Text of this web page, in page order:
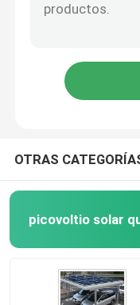
Sistema de
Sistema
Estructura de
Estructura solar
OTRAS
picovoltio solar